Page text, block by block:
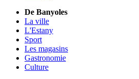
De Banyoles
La ville
L'Estany
Sport
Les magasins
Gastronomie
Culture